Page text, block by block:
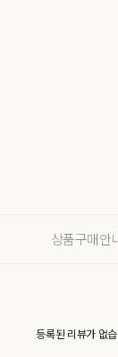
상품구매안
등록된 리뷰가 없